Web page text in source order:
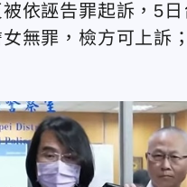
依誣告罪起訴，5日
無罪，檢方可上訴